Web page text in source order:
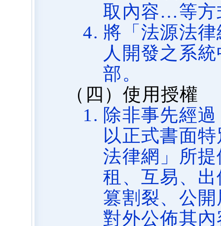
取內容…等方
將「法源法
人開發之系
部。
（四）使用授權
除非事先經
以正式書面
法律網」所
租、互易、
篡割裂、公
對外公佈其